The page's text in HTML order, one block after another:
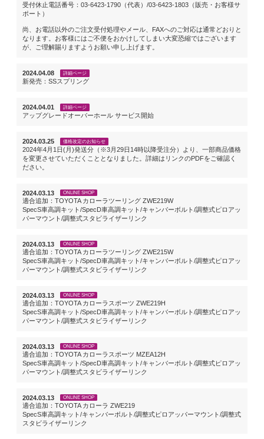
受付休止電話番号：03-6423-1790（代表）/03-6423-1803（販売・お客様サ
ポート）
尚、お電話以外のご注文受付処理やメール、FAXへのご対応は通常どおりと
なります。お客様にはご不便をおかけしてしまい大変恐縮ではございます
が、ご理解賜りますようお願い申し上げます。
2024.04.08 詳細ページ
新発売：SSスプリング
2024.04.01 詳細ページ
アップグレードオーバーホール サービス開始
2024.03.25 価格改定のお知らせ
2024年4月1日(月)発送分（※3月29日14時以降受注分）より、一部商品価格
を変更させていただくこととなりました。詳細はリンクのPDFをご確認く
ださい。
2024.03.13 ONLINE SHOP
適合追加：TOYOTA カローラツーリング ZWE219W
SpecS車高調キット/SpecD車高調キット/キャンバーボルト/調整式ピロアッ
パーマウント/調整式スタビライザーリンク
2024.03.13 ONLINE SHOP
適合追加：TOYOTA カローラツーリング ZWE215W
SpecS車高調キット/SpecD車高調キット/キャンバーボルト/調整式ピロアッ
パーマウント/調整式スタビライザーリンク
2024.03.13 ONLINE SHOP
適合追加：TOYOTA カローラスポーツ ZWE219H
SpecS車高調キット/SpecD車高調キット/キャンバーボルト/調整式ピロアッ
パーマウント/調整式スタビライザーリンク
2024.03.13 ONLINE SHOP
適合追加：TOYOTA カローラスポーツ MZEA12H
SpecS車高調キット/SpecD車高調キット/キャンバーボルト/調整式ピロアッ
パーマウント/調整式スタビライザーリンク
2024.03.13 ONLINE SHOP
適合追加：TOYOTA カローラ ZWE219
SpecS車高調キット/キャンバーボルト/調整式ピロアッパーマウント/調整式
スタビライザーリンク